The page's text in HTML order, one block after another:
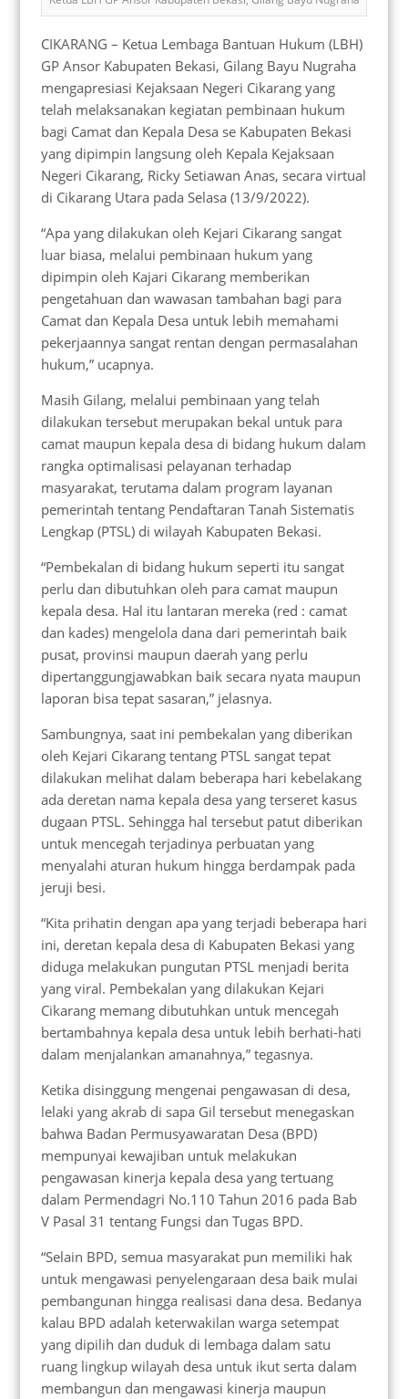
CIKARANG – Ketua Lembaga Bantuan Hukum (LBH)
GP Ansor Kabupaten Bekasi, Gilang Bayu Nugraha
mengapresiasi Kejaksaan Negeri Cikarang yang
telah melaksanakan kegiatan pembinaan hukum
bagi Camat dan Kepala Desa se Kabupaten Bekasi
yang dipimpin langsung oleh Kepala Kejaksaan
Negeri Cikarang, Ricky Setiawan Anas, secara virtual
di Cikarang Utara pada Selasa (13/9/2022).
“Apa yang dilakukan oleh Kejari Cikarang sangat
luar biasa, melalui pembinaan hukum yang
dipimpin oleh Kajari Cikarang memberikan
pengetahuan dan wawasan tambahan bagi para
Camat dan Kepala Desa untuk lebih memahami
pekerjaannya sangat rentan dengan permasalahan
hukum,” ucapnya.
Masih Gilang, melalui pembinaan yang telah
dilakukan tersebut merupakan bekal untuk para
camat maupun kepala desa di bidang hukum dalam
rangka optimalisasi pelayanan terhadap
masyarakat, terutama dalam program layanan
pemerintah tentang Pendaftaran Tanah Sistematis
Lengkap (PTSL) di wilayah Kabupaten Bekasi.
“Pembekalan di bidang hukum seperti itu sangat
perlu dan dibutuhkan oleh para camat maupun
kepala desa. Hal itu lantaran mereka (red : camat
dan kades) mengelola dana dari pemerintah baik
pusat, provinsi maupun daerah yang perlu
dipertanggungjawabkan baik secara nyata maupun
laporan bisa tepat sasaran,” jelasnya.
Sambungnya, saat ini pembekalan yang diberikan
oleh Kejari Cikarang tentang PTSL sangat tepat
dilakukan melihat dalam beberapa hari kebelakang
ada deretan nama kepala desa yang terseret kasus
dugaan PTSL. Sehingga hal tersebut patut diberikan
untuk mencegah terjadinya perbuatan yang
menyalahi aturan hukum hingga berdampak pada
jeruji besi.
“Kita prihatin dengan apa yang terjadi beberapa hari
ini, deretan kepala desa di Kabupaten Bekasi yang
diduga melakukan pungutan PTSL menjadi berita
yang viral. Pembekalan yang dilakukan Kejari
Cikarang memang dibutuhkan untuk mencegah
bertambahnya kepala desa untuk lebih berhati-hati
dalam menjalankan amanahnya,” tegasnya.
Ketika disinggung mengenai pengawasan di desa,
lelaki yang akrab di sapa Gil tersebut menegaskan
bahwa Badan Permusyawaratan Desa (BPD)
mempunyai kewajiban untuk melakukan
pengawasan kinerja kepala desa yang tertuang
dalam Permendagri No.110 Tahun 2016 pada Bab
V Pasal 31 tentang Fungsi dan Tugas BPD.
“Selain BPD, semua masyarakat pun memiliki hak
untuk mengawasi penyelengaraan desa baik mulai
pembangunan hingga realisasi dana desa. Bedanya
kalau BPD adalah keterwakilan warga setempat
yang dipilih dan duduk di lembaga dalam satu
ruang lingkup wilayah desa untuk ikut serta dalam
membangun dan mengawasi kinerja maupun